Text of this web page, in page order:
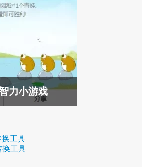
力小游戏
换工具
换工具